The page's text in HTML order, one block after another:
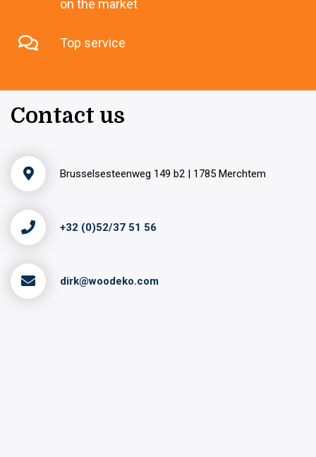
on the market
Top service
Contact us
Brusselsesteenweg 149 b2 | 1785 Merchtem
+32 (0)52/37 51 56
dirk@woodeko.com